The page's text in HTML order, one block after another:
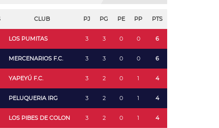
CLUB PJ PG PE PP PTS
LOS PUMITAS 3 3 0 0 6
MERCENARIOS F.C. 3 3 0 0 6
YAPEYÚ F.C. 3 2 0 1 4
PELUQUERIA IRG 3 2 0 1 4
LOS PIBES DE COLON 3 2 0 1 4